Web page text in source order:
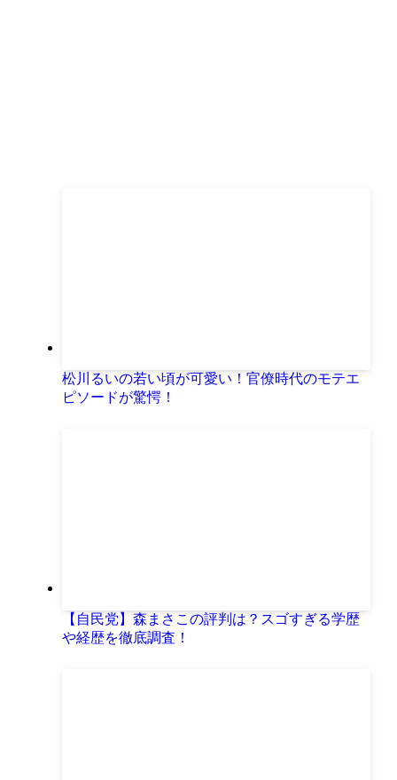
松川るいの若い頃が可愛い！官僚時代のモテエ
ピソードが驚愕！
【自民党】森まさこの評判は？スゴすぎる学歴
や経歴を徹底調査！